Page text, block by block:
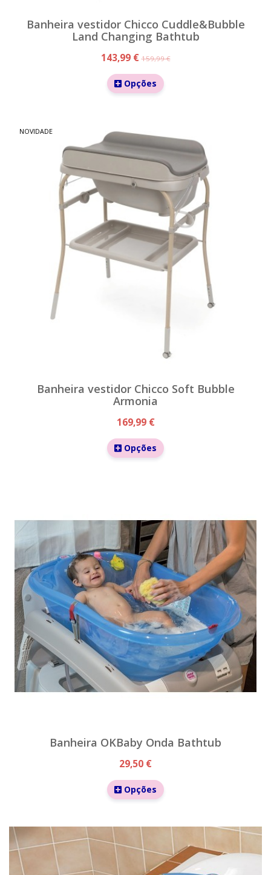
Banheira vestidor Chicco Cuddle&Bubble
Land Changing Bathtub
143,99 €159,99 €
Opções
NOVIDADE
Banheira vestidor Chicco Soft Bubble
Armonia
169,99 €
Opções
Banheira OKBaby Onda Bathtub
29,50 €
Opções